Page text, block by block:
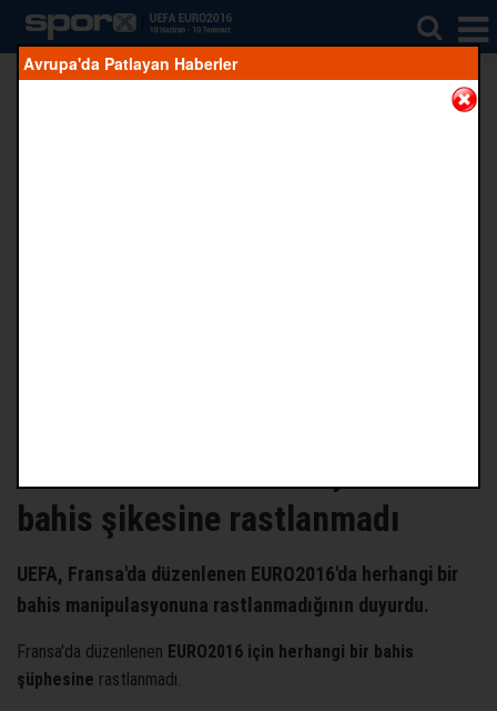
bahis şikesine rastlanmadı
UEFA, Fransa'da düzenlenen EURO2016'da herhangi bir
bahis manipulasyonuna rastlanmadığının duyurdu.
Fransa'da düzenlenen EURO2016 için herhangi bir bahis
şüphesine rastlanmadı.
Avrupa'da Patlayan Haberler